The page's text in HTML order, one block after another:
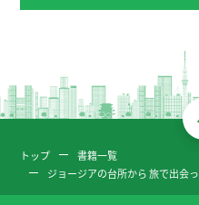
トップ
書籍一覧
ジョージアの台所から 旅で出会